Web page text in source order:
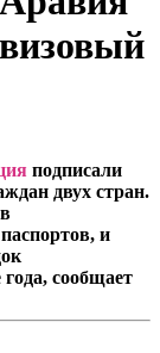
подписали
двух стран.
и
сообщает